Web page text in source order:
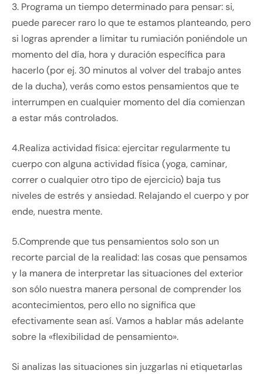
3. Programa un tiempo determinado para pensar: si,
puede parecer raro lo que te estamos planteando, pero
si logras aprender a limitar tu rumiación poniéndole un
momento del día, hora y duración específica para
hacerlo (por ej. 30 minutos al volver del trabajo antes
de la ducha), verás como estos pensamientos que te
interrumpen en cualquier momento del día comienzan
a estar más controlados.
4.Realiza actividad física: ejercitar regularmente tu
cuerpo con alguna actividad física (yoga, caminar,
correr o cualquier otro tipo de ejercicio) baja tus
niveles de estrés y ansiedad. Relajando el cuerpo y por
ende, nuestra mente.
5.Comprende que tus pensamientos solo son un
recorte parcial de la realidad: las cosas que pensamos
y la manera de interpretar las situaciones del exterior
son sólo nuestra manera personal de comprender los
acontecimientos, pero ello no significa que
efectivamente sean así. Vamos a hablar más adelante
sobre la «flexibilidad de pensamiento».
Si analizas las situaciones sin juzgarlas ni etiquetarlas